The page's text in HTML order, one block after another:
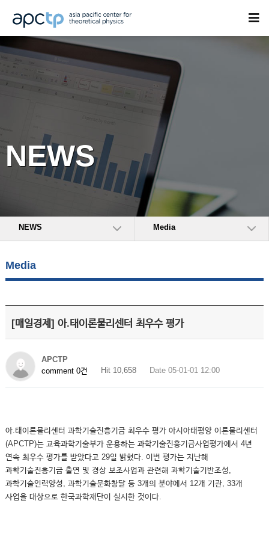
NEWS
NEWS Media
Media
[매일경제] 아.태이론물리센터 최우수 평가
APCTP
comment 0건
Hit 10,658 Date 05-01-01 12:00
아.태이론물리센터 과학기술진흥기금 최우수 평가 아시아태평양 이론물리센터
(APCTP)는 교육과학기술부가 운용하는 과학기술진흥기금사업평가에서 4년
연속 최우수 평가를 받았다고 29일 밝혔다. 이번 평가는 지난해
과학기술진흥기금 출연 및 경상 보조사업과 관련해 과학기술기반조성,
과학기술인력양성, 과학기술문화창달 등 3개의 분야에서 12개 기관, 33개
사업을 대상으로 한국과학재단이 실시한 것이다.